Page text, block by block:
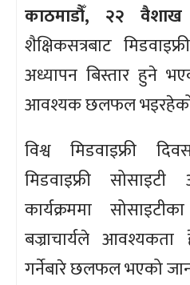
काठमाडौँ, २२
शैक्षिकसत्रबाट
अध्यापन बिस्तार हुने
आवश्यक छलफल भइरहेको
विश्व मिडवाइफ्री
मिडवाइफ्री
कार्यक्रममा
बज्राचार्यले आवश्यकता
गर्नेबारे छलफल भएको